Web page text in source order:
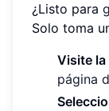
¿Listo para
Solo toma
Visite la
página